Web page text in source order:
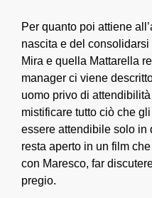
Per quanto poi attiene
nascita e del
Mira e quella Mattarella
manager ci viene
uomo privo di
mistificare tutto ciò che
essere attendibile solo in
resta aperto in un film
con Maresco, far
pregio.